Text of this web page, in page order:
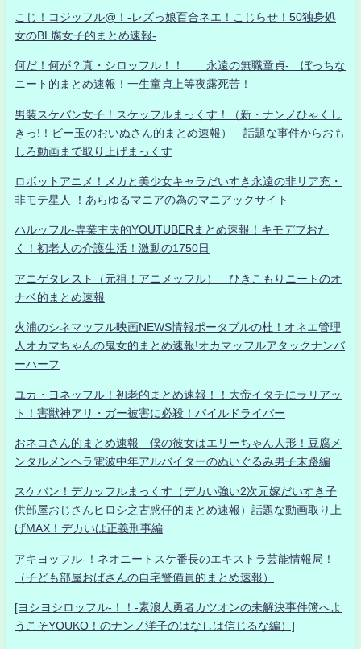
こじ！コジッフル@！-レズっ娘百合ネエ！こじらせ！50独身処
女のBL腐女子的まとめ速報-
何だ！何が？真・シロッフル！！ 永遠の無職童貞- ぼっちな
ニート的まとめ速報！一生童貞上等夜露死苦！
男装スケバン女子！スケッフルまっくす！（新・ナンノひゃくし
きっ!！ビー玉のおいぬさん的まとめ速報） 話題な事件からおも
しろ動画まで取り上げまっくす
ロボットアニメ！メカと美少女キャラだいすき永遠の非リア充・
非モテ星人 ！あらゆるマニアの為のマニアックサイト
ハルッフル-専業主夫的YOUTUBERまとめ速報！キモデブおた
く！初老人の介護生活！激動の1750日
アニゲタレスト（元祖！アニメッフル） ひきこもりニートのオ
ナベ的まとめ速報
火浦のシネマッフル映画NEWS情報ポータブルの杜！オネエ管理
人オカマちゃんの鬼女的まとめ速報!オカマッフルアタックナンバ
ーハーフ
ユカ・ヨネッフル！初老的まとめ速報！！大帝イタチにラリアッ
ト！害獣神アリ・ガー被害に必殺！パイルドライバー
おネコさん的まとめ速報 僕の彼女はエリーちゃん人形！豆腐メ
ンタルメンヘラ電波中年アルバイターのぬいぐるみ男子末路編
スケバン！デカッフルまっくす（デカい強い2次元嫁だいすき子
供部屋おじさんヒロシ之古惑仔的まとめ速報）話題な動画取り上
げMAX！デカいは正義刑事編
アキヨッフル-！ネオニートスケ番長のエキストラ芸能情報局！
（子ども部屋おばさんの自宅警備員的まとめ速報）
[ヨシヨシロッフル-！！-素浪人勇者カツオンの未解決事件簿へよ
うこそYOUKO！のナンノ洋子のはなしは信じるな編）]